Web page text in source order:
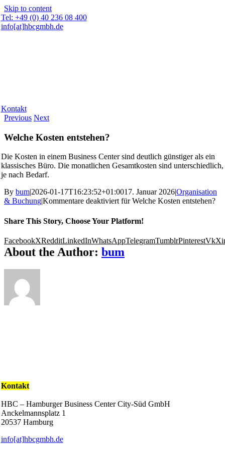
Skip to content
Tel: +49 (0) 40 236 08 400
info[at]hbcgmbh.de
Kontakt
Previous Next
Welche Kosten entstehen?
Die Kosten in einem Business Center sind deutlich günstiger als ein
klassisches Büro. Die monatlichen Gesamtkosten sind unterschiedlich,
je nach Bedarf.
By bum|2026-01-17T16:23:52+01:0017. Januar 2026|Organisation
& Buchung|Kommentare deaktiviertfür Welche Kosten entstehen?
Share This Story, Choose Your Platform!
FacebookXRedditLinkedInWhatsAppTelegramTumblrPinterestVk
About the Author: bum
Kontakt
HBC – Hamburger Business Center City-Süd GmbH
Anckelmannsplatz 1
20537 Hamburg
info[at]hbcgmbh.de